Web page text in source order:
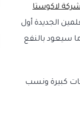
لاكوستا
الجديدة أول
سيعود بالنفع
كبيرة ونسب